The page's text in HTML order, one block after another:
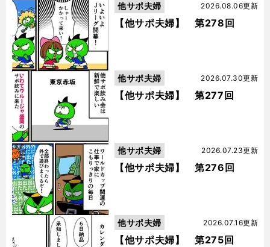
【他サポ夫婦】 第278回
2026.08.06更新
他サポ夫婦
【他サポ夫婦】 第277回
2026.07.30更新
他サポ夫婦
【他サポ夫婦】 第276回
2026.07.23更新
他サポ夫婦
【他サポ夫婦】 第275回
2026.07.16更新
他サポ夫婦